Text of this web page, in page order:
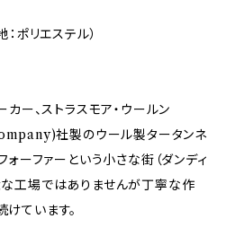
ポリエステル）
ー、ストラスモア・ウールン
社製のウール製タータンネ
ォーファーという小さな街（ダンディ
工場ではありませんが丁寧な作
ています。